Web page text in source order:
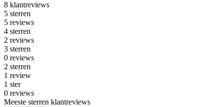
8 klantreviews
5 sterren
5 reviews
4 sterren
2 reviews
3 sterren
0 reviews
2 sterren
1 review
1 ster
0 reviews
Meeste sterren klantreviews